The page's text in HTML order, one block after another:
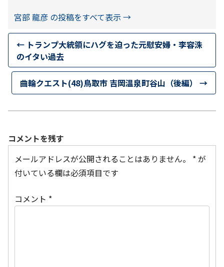
宮部 龍彦 の投稿をすべて表示 →
← トランプ大統領にハグを迫った元慰安婦・李容洙
のイタい過去
曲輪クエスト(48)鳥取市 吉岡温泉町谷山（後編） →
コメントを残す
メールアドレスが公開されることはありません。
*が
付いている欄は必須項目です
コメント *